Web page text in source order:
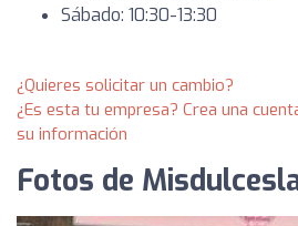
Sábado: 10:30-13:30
¿Quieres solicitar un cambio?
¿Es esta tu empresa? Crea una
su información
Fotos de